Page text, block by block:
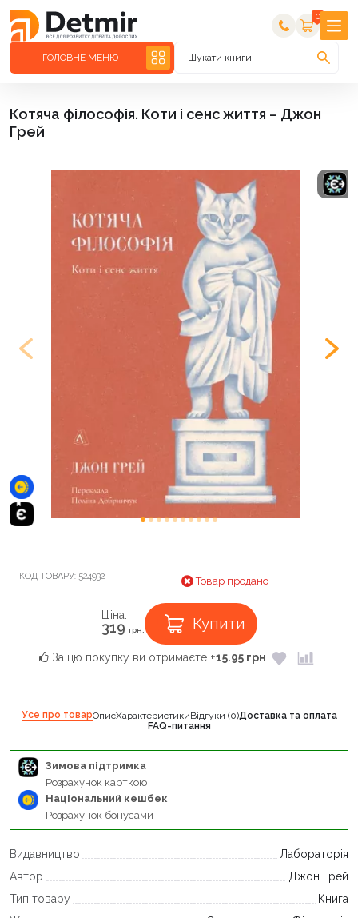
0
ГОЛОВНЕ МЕНЮ Шукати книги
Котяча філософія. Коти і сенс життя – Джон
Грей
КОД ТОВАРУ: 524932 Товар продано
Ціна:
319 грн. Купити
За цю покупку ви отримаєте +15.95 грн
Усе про товарОписХарактеристикиВідгуки (0)Доставка та оплата
FAQ-питання
Зимова підтримка
Розрахунок карткою
Національний кешбек
Розрахунок бонусами
Видавництво
Лабораторія
Автор
Джон Грей
Тип товару
Книга